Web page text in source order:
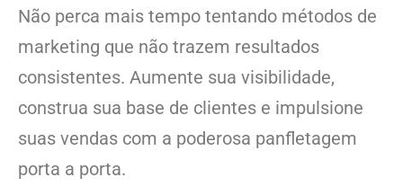
Não perca mais tempo tentando métodos de
marketing que não trazem resultados
consistentes. Aumente sua visibilidade,
construa sua base de clientes e impulsione
suas vendas com a poderosa panfletagem
porta a porta.